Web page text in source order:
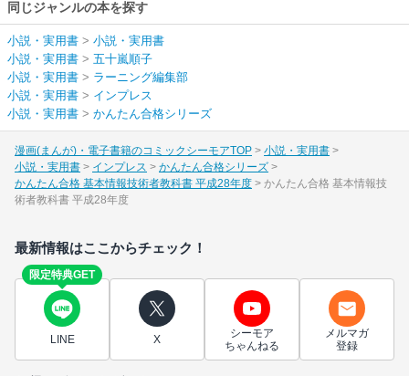
同じジャンルの本を探す
小説・実用書 > 小説・実用書
小説・実用書 > 五十嵐順子
小説・実用書 > ラーニング編集部
小説・実用書 > インプレス
小説・実用書 > かんたん合格シリーズ
漫画(まんが)・電子書籍のコミックシーモアTOP
小説・実用書
小説・実用書
インプレス
かんたん合格シリーズ
かんたん合格 基本情報技術者教科書 平成28年度
かんたん合格 基本情報技
術者教科書 平成28年度
最新情報はここからチェック！
限定特典GET
LINE X
シーモア
ちゃんねる
メルマガ
登録